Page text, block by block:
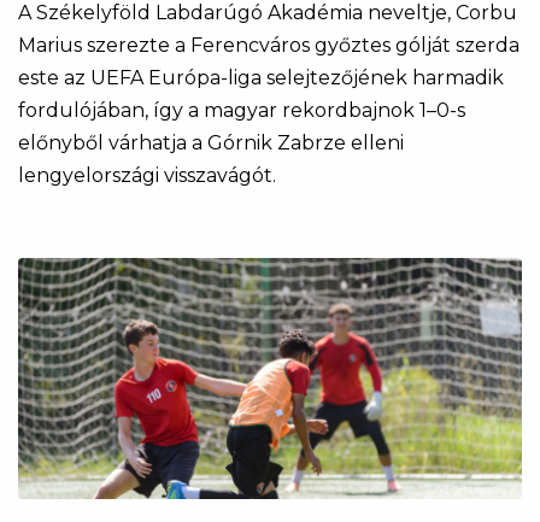
A Székelyföld Labdarúgó Akadémia neveltje, Corbu
Marius szerezte a Ferencváros győztes gólját szerda
este az UEFA Európa-liga selejtezőjének harmadik
fordulójában, így a magyar rekordbajnok 1–0-s
előnyből várhatja a Górnik Zabrze elleni
lengyelországi visszavágót.